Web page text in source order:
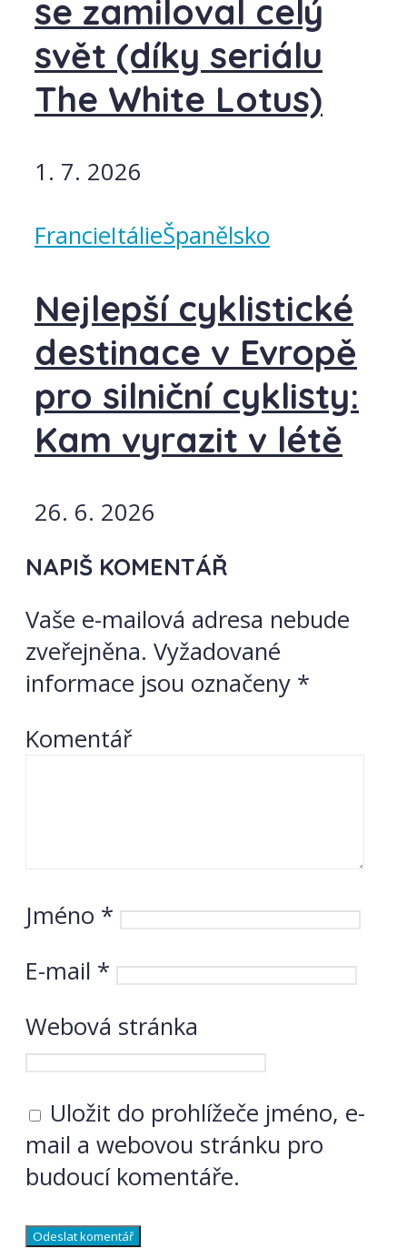
se zamiloval celý
svět (díky seriálu
The White Lotus)
1. 7. 2026
FrancieItálieŠpanělsko
Nejlepší cyklistické
destinace v Evropě
pro silniční cyklisty:
Kam vyrazit v létě
26. 6. 2026
NAPIŠ KOMENTÁŘ
Vaše e-mailová adresa nebude
zveřejněna. Vyžadované
informace jsou označeny *
Komentář
Jméno *
E-mail *
Webová stránka
Uložit do prohlížeče jméno, e-
mail a webovou stránku pro
budoucí komentáře.